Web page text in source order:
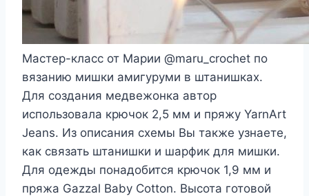
Мастер-класс от Марии @maru_crochet по
вязанию мишки амигуруми в штанишках.
Для создания медвежонка автор
использовала крючок 2,5 мм и пряжу YarnArt
Jeans. Из описания схемы Вы также узнаете,
как связать штанишки и шарфик для мишки.
Для одежды понадобится крючок 1,9 мм и
пряжа Gazzal Baby Cotton. Высота готовой